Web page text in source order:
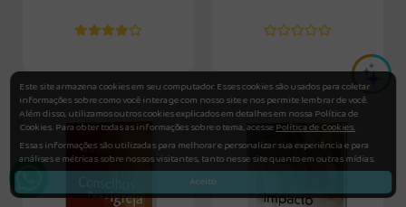
Este site armazena cookies em seu computador. Esses cookies são usados para coletar
informações sobre como você interage com nosso site e nos permite lembrar de você.
Além disso, utilizamos outros cookies explicados em detalhes em nossa Política de
Cookies. Para obter todas as informações sobre o tema, acessePolítica de Cookies.
Essas informações são utilizadas para melhorar e personalizar sua experiência e para
análises e métricas sobre nossos visitantes, tanto nesse site quanto em outras mídias.
Aceito